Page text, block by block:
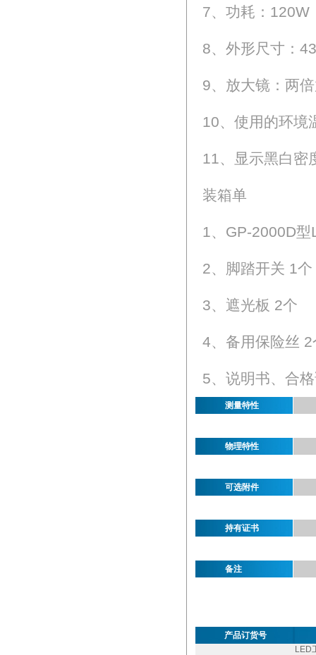
7、功耗：120W
8、外形尺寸：
9、放大镜：两
10、使用的环境
11、显示黑白密
装箱单
1、GP-2000D
2、脚踏开关 1个
3、遮光板 2个
4、备用保险丝 2
5、说明书、合
测量特性
物理特性
可选附件
持有证书
备注
产品订货号
LED